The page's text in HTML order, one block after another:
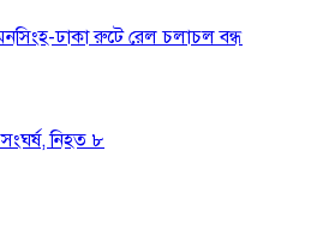
ঢাকা রুটে রেল চলাচল বন্ধ
নিহত ৮